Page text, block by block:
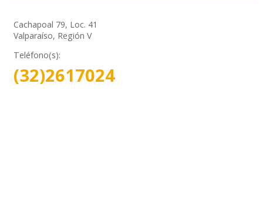
Cachapoal 79, Loc. 41
Valparaíso, Región V
Teléfono(s):
(32)2617024